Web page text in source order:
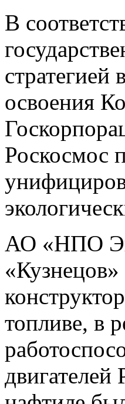
В
стратегией
освоения
Роскосмос
АО «НПО
топливе, в